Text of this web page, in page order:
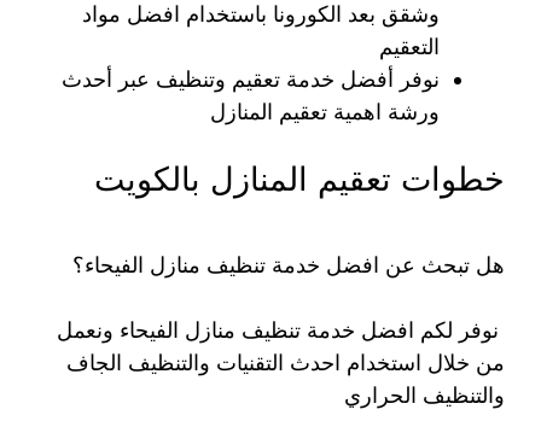
وشقق بعد الكورونا باستخدام افضل مواد
التعقيم
نوفر أفضل خدمة تعقيم وتنظيف عبر أحدث
ورشة اهمية تعقيم المنازل
خطوات تعقيم المنازل بالكويت
هل تبحث عن افضل خدمة تنظيف منازل الفيحاء؟
نوفر لكم افضل خدمة تنظيف منازل الفيحاء ونعمل
من خلال استخدام احدث التقنيات والتنظيف الجاف
والتنظيف الحراري